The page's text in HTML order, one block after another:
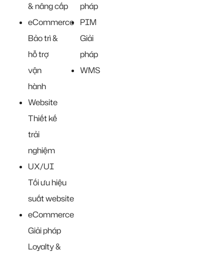
& nâng cấp
eCommerce
Bảo trì &
hỗ trợ
vận
hành
Website
Thiết kế
trải
nghiệm
UX/UI
Tối ưu hiệu
suất website
eCommerce
Giải pháp
Loyalty &
pháp
PIM
Giải
pháp
WMS